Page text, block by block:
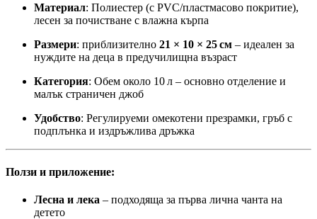
Материал: Полиестер (с PVC/пластмасово покритие),
лесен за почистване с влажна кърпа
Размери: приблизително 21 × 10 × 25 см – идеален за
нуждите на деца в предучилищна възраст
Категория: Обем около 10 л – основно отделение и
малък страничен джоб
Удобство: Регулируеми омекотени презрамки, гръб с
подплънка и издръжлива дръжка
Ползи и приложение:
Лесна и лека – подходяща за първа лична чанта на
детето